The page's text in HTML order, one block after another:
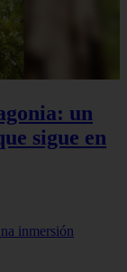
un
sigue en